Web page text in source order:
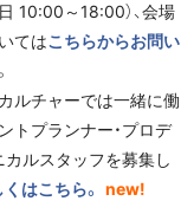
日 10:00～18:00）、会場
てはこちらからお問い
ルチャーでは一緒に働
トプランナー・プロデ
カルスタッフを募集し
はこちら。 new!